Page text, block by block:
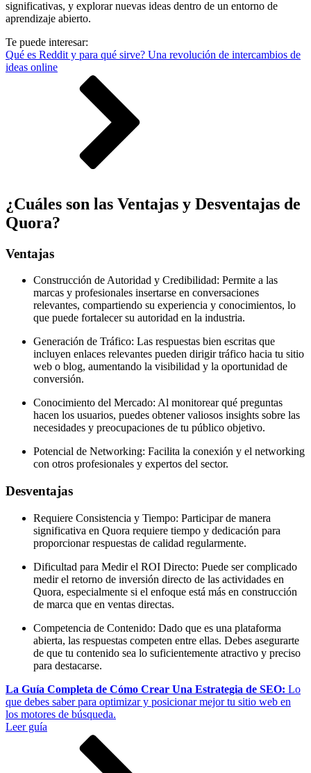
significativas, y explorar nuevas ideas dentro de un entorno de
aprendizaje abierto.
Te puede interesar:
Qué es Reddit y para qué sirve? Una revolución de intercambios de
ideas online
¿Cuáles son las Ventajas y Desventajas de
Quora?
Ventajas
Construcción de Autoridad y Credibilidad: Permite a las
marcas y profesionales insertarse en conversaciones
relevantes, compartiendo su experiencia y conocimientos, lo
que puede fortalecer su autoridad en la industria.
Generación de Tráfico: Las respuestas bien escritas que
incluyen enlaces relevantes pueden dirigir tráfico hacia tu sitio
web o blog, aumentando la visibilidad y la oportunidad de
conversión.
Conocimiento del Mercado: Al monitorear qué preguntas
hacen los usuarios, puedes obtener valiosos insights sobre las
necesidades y preocupaciones de tu público objetivo.
Potencial de Networking: Facilita la conexión y el networking
con otros profesionales y expertos del sector.
Desventajas
Requiere Consistencia y Tiempo: Participar de manera
significativa en Quora requiere tiempo y dedicación para
proporcionar respuestas de calidad regularmente.
Dificultad para Medir el ROI Directo: Puede ser complicado
medir el retorno de inversión directo de las actividades en
Quora, especialmente si el enfoque está más en construcción
de marca que en ventas directas.
Competencia de Contenido: Dado que es una plataforma
abierta, las respuestas competen entre ellas. Debes asegurarte
de que tu contenido sea lo suficientemente atractivo y preciso
para destacarse.
La Guía Completa de Cómo Crear Una Estrategia de SEO: Lo
que debes saber para optimizar y posicionar mejor tu sitio web en
los motores de búsqueda.
Leer guía